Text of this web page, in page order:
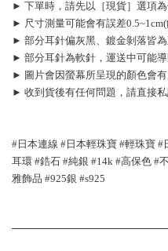
► 下單時，請先以［現貨］選項
► 尺寸測量可能會有誤差
► 部分耳針偏灰黑、鍍金剝落皆
► 部分耳針為軟針，運送中可能
► 圖片會因螢幕所呈現的顏色會
► 收到貨後有任何問題，請直接
#日本連線 #日本輕珠寶 #輕珠寶
耳環 #鋯石 #純銀 #14k #高保色 #
雅飾品 #925銀 #s925